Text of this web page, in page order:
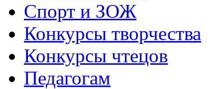
Спорт и ЗОЖ
Конкурсы творчества
Конкурсы чтецов
Педагогам